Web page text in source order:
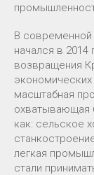
В
начался в 2014
возвращения
масштабная
охватывающая
как: сельское
легкая
стали